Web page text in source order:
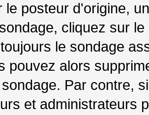
le posteur d'origine,
cliquez sur
le sondage
pouvez alors
Par contre,
et administrateurs